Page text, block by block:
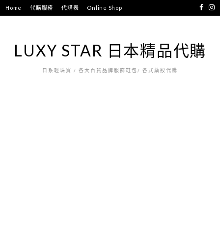
跳
至
Home 代購服務 代購表 Online Shop
LUXY STAR 日本精品代購
日系輕珠寶 / 各大百貨品牌服飾鞋包/ 各式藥妝代購